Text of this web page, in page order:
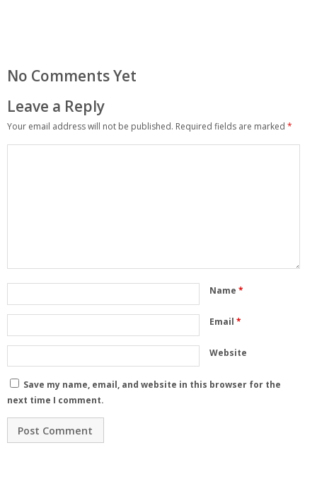
No Comments Yet
Leave a Reply
Your email address will not be published. Required fields are marked *
Name *
Email *
Website
Save my name, email, and website in this browser for the
next time I comment.